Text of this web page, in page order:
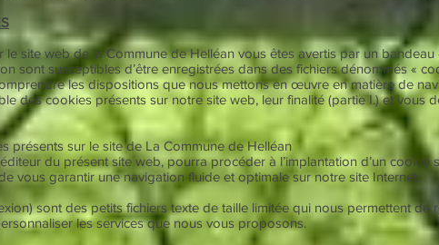
le site web de la Commune de Helléan vous êtes avertis par un
sont susceptibles d’être enregistrées dans des fichiers dénommés «
les dispositions que nous mettons en œuvre en matière de
des cookies présents sur notre site web, leur finalité (partie I.) et vous
présents sur le site de La Commune de Helléan
du présent site web, pourra procéder à l’implantation d’un
vous garantir une navigation fluide et optimale sur notre site Internet.
sont des petits fichiers texte de taille limitée qui nous permettent de
les services que nous vous proposons.